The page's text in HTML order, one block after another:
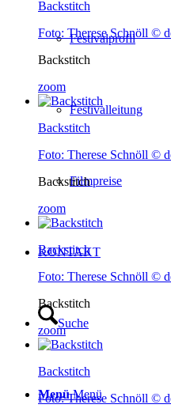
Festivalprofil
Festivalleitung
Filmpreise
KONTAKT
Suche
Menü Menü
Backstitch
Foto: Therese Schnöll ©
Backstitch
zoom
Backstitch
Foto: Therese Schnöll ©
Backstitch
zoom
Backstitch
Foto: Therese Schnöll ©
Backstitch
zoom
Backstitch
Foto: Therese Schnöll ©